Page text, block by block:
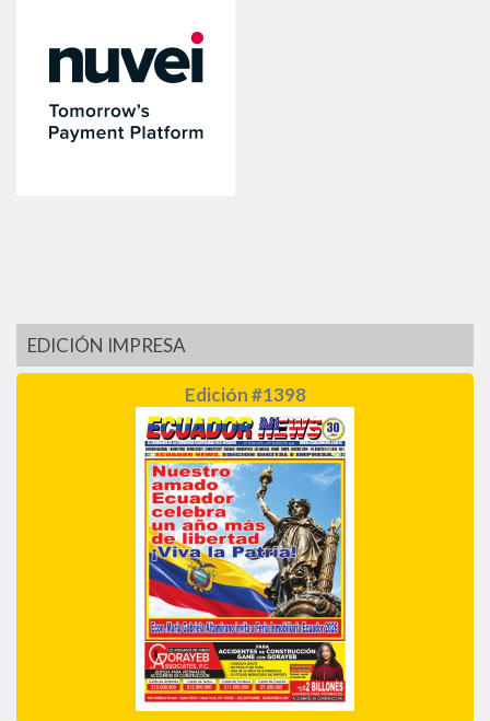
EDICIÓN IMPRESA
Edición #1398